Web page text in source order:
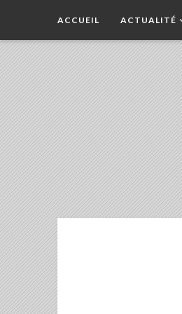
ACCUEIL ACTUALITÉ